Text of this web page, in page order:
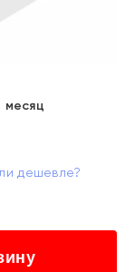
месяц
дешевле?